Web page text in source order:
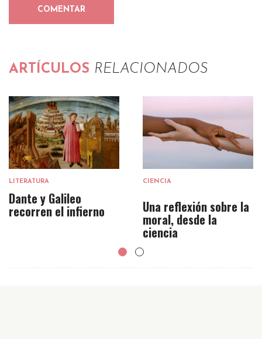
ARTÍCULOS RELACIONADOS
LITERATURA
Dante y Galileo
recorren el infierno
CIENCIA
Una reflexión sobre la
moral, desde la
ciencia